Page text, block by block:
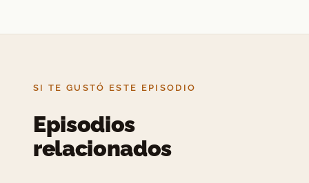
SI TE GUSTÓ ESTE EPISODIO
Episodios
relacionados